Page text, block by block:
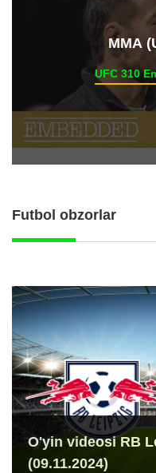
ММА
UFC 310
Futbol obzorlar
O'yin videosi RB
(09.11.2024)